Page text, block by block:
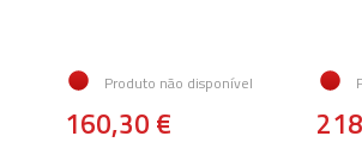
Produto não disponível
160,30 €